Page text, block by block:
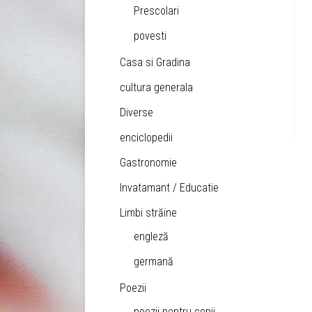
Prescolari
povesti
Casa si Gradina
cultura generala
Diverse
enciclopedii
Gastronomie
Invatamant / Educatie
Limbi străine
engleză
germană
Poezii